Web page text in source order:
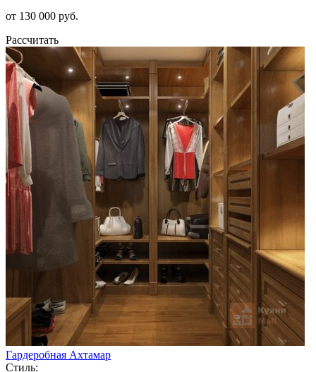
от 130 000 руб.
Рассчитать
Гардеробная Ахтамар
Стиль: